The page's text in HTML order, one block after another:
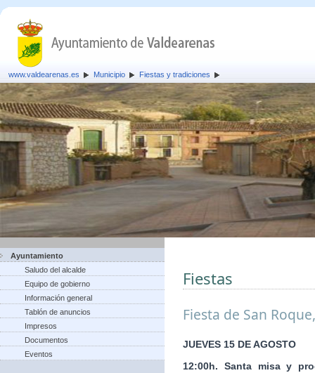
www.valdearenas.es Municipio Fiestas y tradiciones
Ayuntamiento
Saludo del alcalde
Equipo de gobierno
Información general
Tablón de anuncios
Impresos
Documentos
Eventos
Fiestas
Fiesta de San
JUEVES 15 DE AGOSTO
12:00h. Santa misa y